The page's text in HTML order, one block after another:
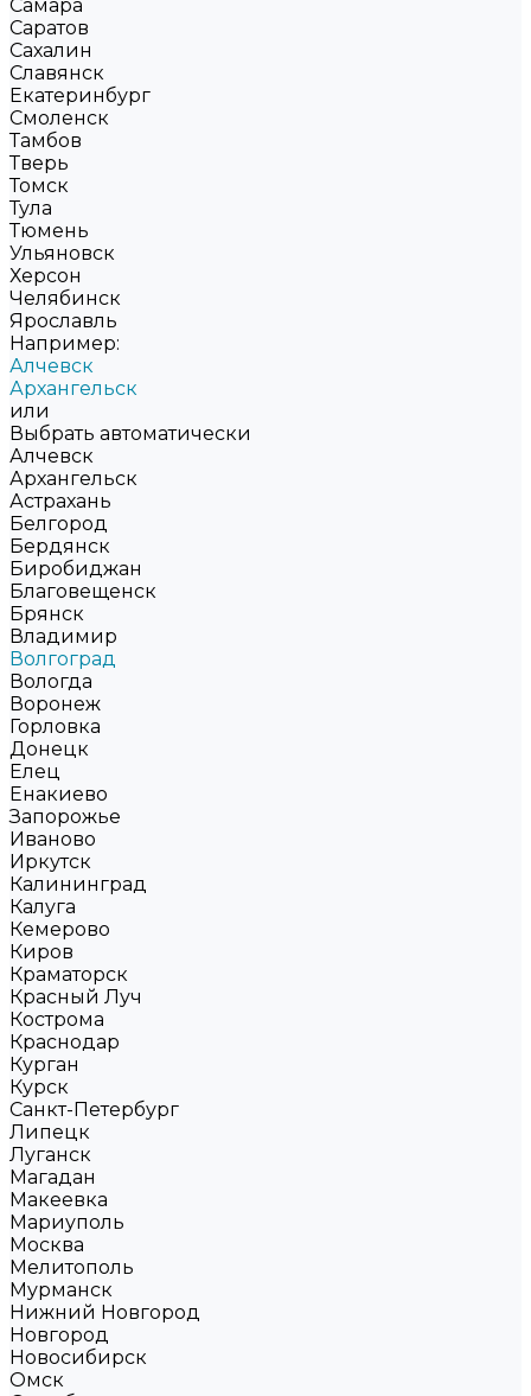
Самара
Саратов
Сахалин
Славянск
Екатеринбург
Смоленск
Тамбов
Тверь
Томск
Тула
Тюмень
Ульяновск
Херсон
Челябинск
Ярославль
Например:
Алчевск
Архангельск
или
Выбрать автоматически
Алчевск
Архангельск
Астрахань
Белгород
Бердянск
Биробиджан
Благовещенск
Брянск
Владимир
Волгоград
Вологда
Воронеж
Горловка
Донецк
Елец
Енакиево
Запорожье
Иваново
Иркутск
Калининград
Калуга
Кемерово
Киров
Краматорск
Красный Луч
Кострома
Краснодар
Курган
Курск
Санкт-Петербург
Липецк
Луганск
Магадан
Макеевка
Мариуполь
Москва
Мелитополь
Мурманск
Нижний Новгород
Новгород
Новосибирск
Омск